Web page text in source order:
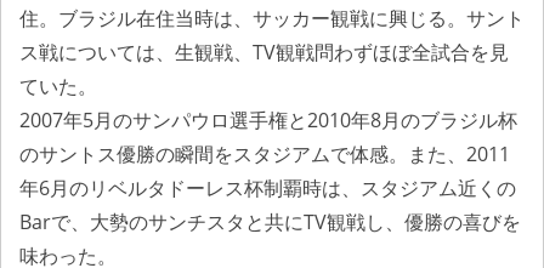
住。ブラジル在住当時は、サッカー観戦に興じる。サント
ス戦については、生観戦、TV観戦問わずほぼ全試合を見
ていた。
2007年5月のサンパウロ選手権と2010年8月のブラジル杯
のサントス優勝の瞬間をスタジアムで体感。また、2011
年6月のリベルタドーレス杯制覇時は、スタジアム近くの
Barで、大勢のサンチスタと共にTV観戦し、優勝の喜びを
味わった。